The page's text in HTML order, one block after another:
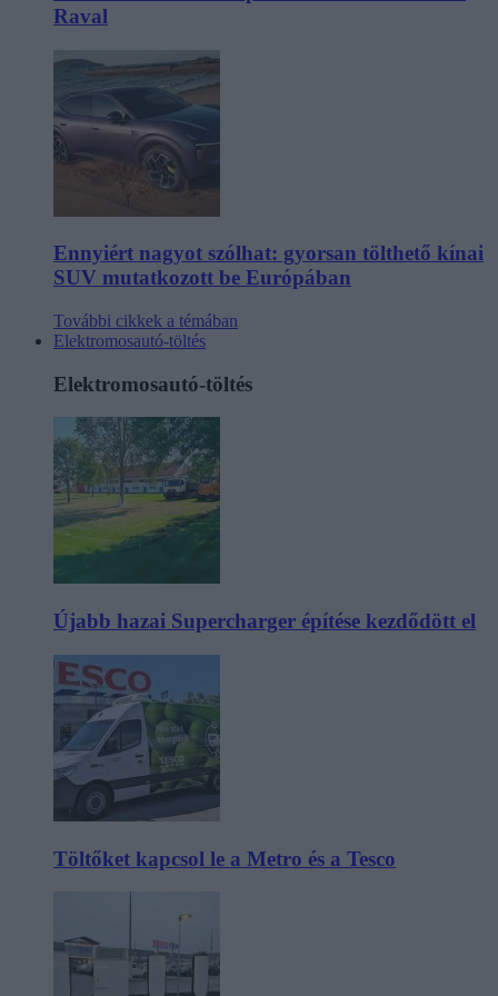
Raval
Ennyiért nagyot szólhat: gyorsan tölthető kínai
SUV mutatkozott be Európában
További cikkek a témában
Elektromosautó-töltés
Elektromosautó-töltés
Újabb hazai Supercharger építése kezdődött el
Töltőket kapcsol le a Metro és a Tesco